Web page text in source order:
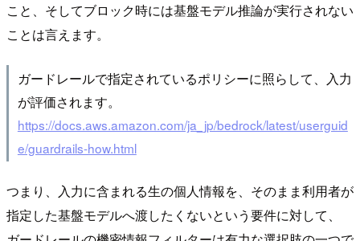
こと、そしてブロック時には基盤モデル推論が実行されない
ことは言えます。
ガードレールで指定されているポリシーに照らして、入力
が評価されます。
https://docs.aws.amazon.com/ja_jp/bedrock/latest/userguid
e/guardrails-how.html
つまり、入力に含まれる生の個人情報を、そのまま利用者が
指定した基盤モデルへ渡したくないという要件に対して、